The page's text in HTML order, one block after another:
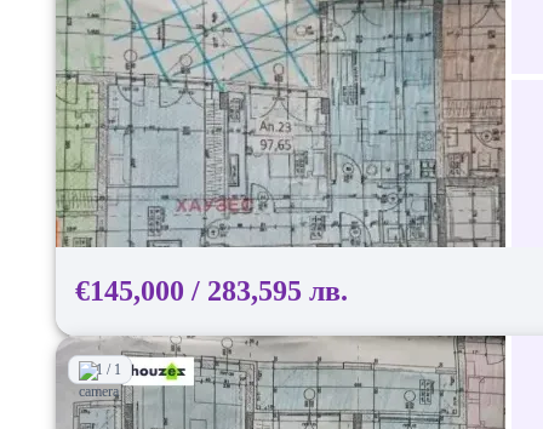
€145,000 / 283,595 лв.
1 / 1